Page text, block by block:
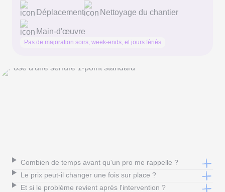
Déplacement Nettoyage du chantier
Main-d'œuvre
Pas de majoration soirs, week-ends, et jours fériés
Combien de temps avant qu'un pro me rappelle ?
Le prix peut-il changer une fois sur place ?
Et si le problème revient après l'intervention ?